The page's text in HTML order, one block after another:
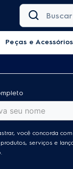
Buscar
Peças e Acessórios
você concorda
serviços e